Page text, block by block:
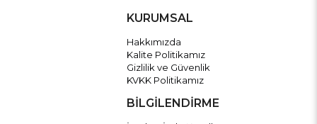
KURUMSAL
Hakkımızda
Kalite Politikamız
Gizlilik ve Güvenlik
KVKK Politikamız
BİLGİLENDİRME